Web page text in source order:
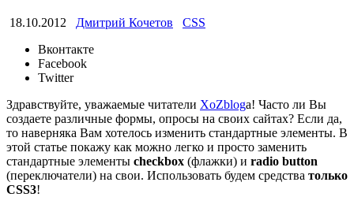
18.10.2012 Дмитрий Кочетов
CSS
Вконтакте
Facebook
Twitter
Здравствуйте, уважаемые читатели XoZbloga! Часто ли Вы
создаете различные формы, опросы на своих сайтах? Если да,
то наверняка Вам хотелось изменить стандартные элементы. В
этой статье покажу как можно легко и просто заменить
стандартные элементы checkbox (флажки) и radio button
(переключатели) на свои. Использовать будем средства только
CSS3!